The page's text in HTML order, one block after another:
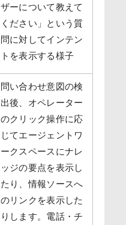
ザーについて教えて
ください」という質
問に対してインテン
トを表示する様子
問い合わせ意図の検
出後、オペレーター
のクリック操作に応
じてエージェントワ
ークスペースにナレ
ッジの要点を表示し
たり、情報ソースへ
のリンクを表示した
りします。電話・チ